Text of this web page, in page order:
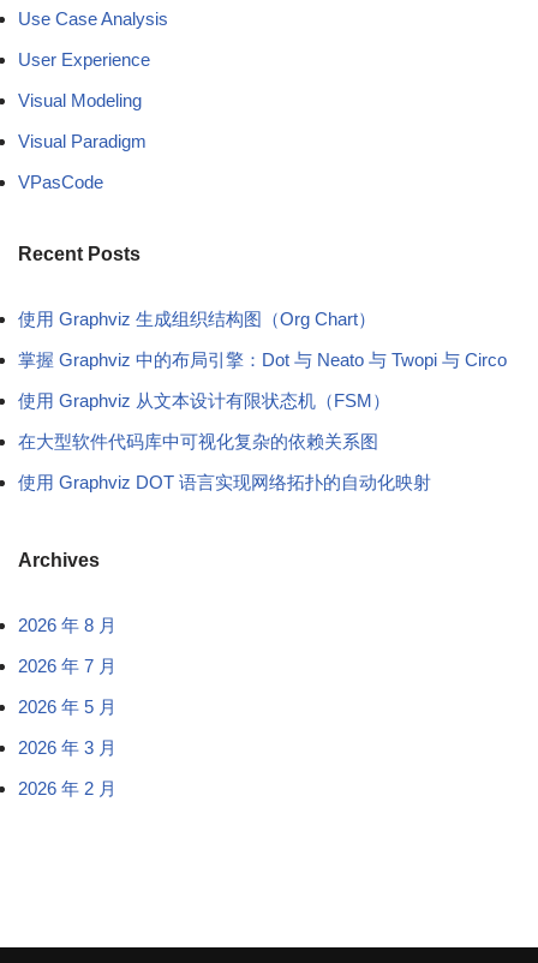
Use Case Analysis
User Experience
Visual Modeling
Visual Paradigm
VPasCode
Recent Posts
使用 Graphviz 生成组织结构图（Org Chart）
掌握 Graphviz 中的布局引擎：Dot 与 Neato 与 Twopi 与 Circo
使用 Graphviz 从文本设计有限状态机（FSM）
在大型软件代码库中可视化复杂的依赖关系图
使用 Graphviz DOT 语言实现网络拓扑的自动化映射
Archives
2026 年 8 月
2026 年 7 月
2026 年 5 月
2026 年 3 月
2026 年 2 月